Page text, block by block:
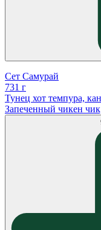
Сет Самурай
731 г
Тунец хот темпура,
Запеченный чикен